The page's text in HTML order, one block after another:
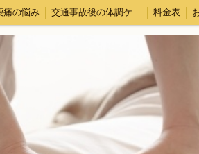
痛の悩み 交通事故後の体調ケア・むちうち対応 料金表